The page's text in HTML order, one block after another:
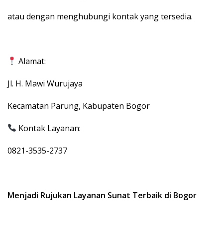
atau dengan menghubungi kontak yang tersedia.
Alamat:
Jl. H. Mawi Wurujaya
Kecamatan Parung, Kabupaten Bogor
Kontak Layanan:
0821-3535-2737
Menjadi Rujukan Layanan Sunat Terbaik di Bogor